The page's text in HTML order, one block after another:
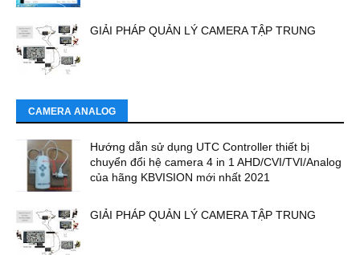
GIẢI PHÁP QUẢN LÝ CAMERA TẬP TRUNG
CAMERA ANALOG
Hướng dẫn sử dụng UTC Controller thiết bị
chuyển đổi hệ camera 4 in 1 AHD/CVI/TVI/Analog
của hãng KBVISION mới nhất 2021
GIẢI PHÁP QUẢN LÝ CAMERA TẬP TRUNG